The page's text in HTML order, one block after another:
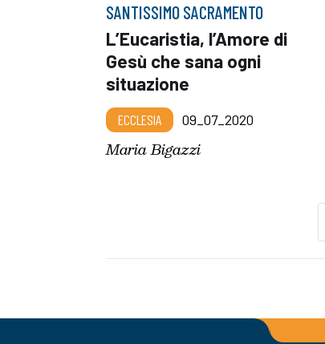
SANTISSIMO SACRAMENTO
L’Eucaristia, l’Amore di
Gesù che sana ogni
situazione
ECCLESIA 09_07_2020
Maria Bigazzi